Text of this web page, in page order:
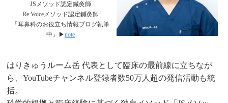
JSメソッド認定鍼灸師
Re Voiceメソッド認定鍼灸師
「耳鼻科のお役立ち情報ブログ執筆
中」▶︎note
はりきゅうルーム岳 代表として臨床の最前線に立ちなが
ら、YouTubeチャンネル登録者数50万人超の発信活動も統
括。